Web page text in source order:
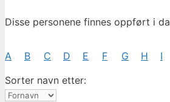
Disse personene finnes oppført i
A B C D E F G H I
Sorter navn etter: